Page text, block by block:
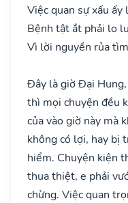
Việc quan sự xấu
Bệnh tật ắt phải lo
Vì lời nguyền rủa
Đây là giờ Đại
thì mọi chuyện đều
của vào giờ này mà
không có lợi, hay bị
hiểm. Chuyện kiện
thua thiệt, e phải
chừng. Việc quan